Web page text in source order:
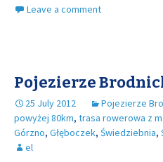
Leave a comment
Pojezierze
25 July 2012 Pojezierze
powyżej 80km, trasa rowerowa z
Górzno, Głęboczek, Świedziebnia,
el